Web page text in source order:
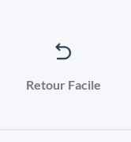
Retour Facile